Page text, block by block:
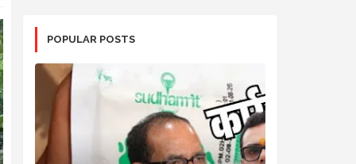
POPULAR POSTS